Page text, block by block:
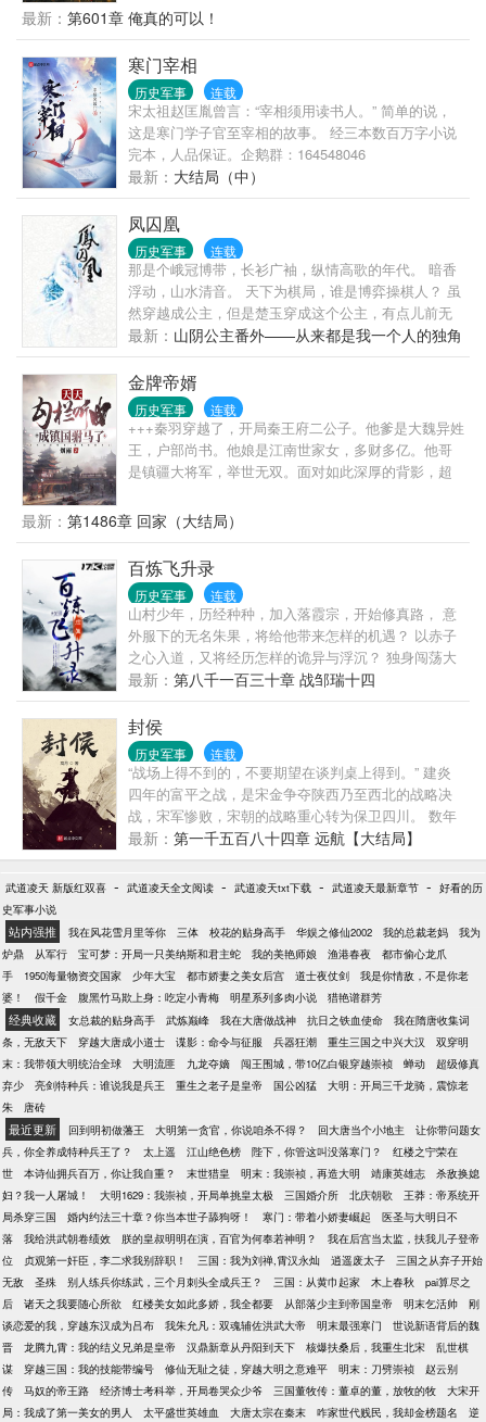
手干，一发不可收拾。当始皇陛下东巡期间收到源源
不断的奏报，表情愈发古怪：这文武百官...编奏疏怎
么越编越离谱？待到东巡归来，始皇陛下看着大秦帝
国的船新版本，怒喝道：寡人让你监国，不是重建大
秦！
最新： 第601章 俺真的可以！
寒门宰相
历史军事 连载
宋太祖赵匡胤曾言：“宰相须用读书人。” 简单的说，
这是寒门学子官至宰相的故事。 经三本数百万字小说
完本，人品保证。企鹅群：164548046
最新： 大结局（中）
凤囚凰
历史军事 连载
那是个峨冠博带，长衫广袖，纵情高歌的年代。 暗香
浮动，山水清音。 天下为棋局，谁是博弈操棋人？ 虽
然穿越成公主，但是楚玉穿成这个公主，有点儿前无
古人惊世骇俗。 ================= 完本小说
《龙龙龙》《淑女飘飘拳》，新书《倾臣》正在连
载。
最新： 山阴公主番外——从来都是我一个人的独角
戏
金牌帝婿
历史军事 连载
+++秦羽穿越了，开局秦王府二公子。他爹是大魏异姓
王，户部尚书。他娘是江南世家女，多财多亿。他哥
是镇疆大将军，举世无双。面对如此深厚的背影，超
但一次意外，让他进入了魏皇视野，从此一发不可收
拾。魏皇：秦羽，朕的公主，你自己看着办！皇后：
羽儿，谁欺负你，本宫为你撑腰！太子：老秦，你说
的全都对！公主：秦郎，此生非你不嫁！百官：秦
贼，你要不要脸了！异族：秦兽，你不要过来啊！
最新： 第1486章 回家（大结局）
百炼飞升录
历史军事 连载
山村少年，历经种种，加入落霞宗，开始修真路， 意
外服下的无名朱果，将给他带来怎样的机遇？ 以赤子
之心入道，又将经历怎样的诡异与浮沉？ 独身闯荡大
陆，历经万千艰险，既已选择了非人之路，便永无回
头。 仙路茫茫，美人如画，朋友？知己？ 漫漫仙途
路，千锤百炼，终飞升仙界巅峰！
最新： 第八千一百三十章 战邹瑞十四
封侯
历史军事 连载
“战场上得不到的，不要期望在谈判桌上得到。” 建炎
四年的富平之战，是宋金争夺陕西乃至西北的战略决
战，宋军惨败，宋朝的战略重心转为保卫四川。 数年
后的宋金议和，西部最终以大散关、秦岭一线为界，
陕西和西北尽失，皆种因于此。 当一个来自后世的灵
魂在富平之战中苏醒。 一切都不一样了。
最新： 第一千五百八十四章 远航【大结局】
武道凌天 新版红双喜 - 武道凌天全文阅读 - 武道凌天txt下载 - 武道凌天最新章节 - 好看的历
史军事小说
站内强推 我在风花雪月里等你 三体 校花的贴身高手 华娱之修仙2002 我的总裁老妈
我为
炉鼎
从军行 宝可梦：开局一只美纳斯和君主蛇 我的美艳师娘 渔港春夜
都市偷心龙爪
手
1950海量物资交国家 少年大宝 都市娇妻之美女后宫 道士夜仗剑
我是你情敌，不是你老
婆！
假千金 腹黑竹马欺上身：吃定小青梅 明星系列多肉小说 猎艳谱群芳
经典收藏 女总裁的贴身高手 武炼巅峰 我在大唐做战神 抗日之铁血使命
我在隋唐收集词
条，无敌天下
穿越大唐成小道士 谍影：命令与征服 兵器狂潮 重生三国之中兴大汉
双穿明
末：我带领大明统治全球
大明流匪 九龙夺嫡 闯王围城，带10亿白银穿越崇祯 蝉动
超级修真
弃少
亮剑特种兵：谁说我是兵王 重生之老子是皇帝 国公凶猛
大明：开局三千龙骑，震惊老
朱
唐砖
最近更新 回到明初做藩王 大明第一贪官，你说咱杀不得？ 回大唐当个小地主
让你带问题女
兵，你全养成特种兵王了？
太上遥 江山绝色榜 陛下，你管这叫没落寒门？
红楼之宁荣在
世
本诗仙拥兵百万，你让我自重？ 末世猎皇 明末：我崇祯，再造大明 靖康英雄志
杀敌换媳
妇？我一人屠城！
大明1629：我崇祯，开局单挑皇太极 三国婚介所 北庆朝歌
王莽：帝系统开
局杀穿三国
婚内约法三十章？你当本世子舔狗呀！ 寒门：带着小娇妻崛起
医圣与大明日不
落
我给洪武朝卷绩效 朕的皇叔明明在演，百官为何奉若神明？
我在后宫当太监，扶我儿子登帝
位
贞观第一奸臣，李二求我别辞职！ 三国：我为刘禅,霄汉永灿 逍遥废太子
三国之从弃子开始
无敌
圣殊 别人练兵你练武，三个月刺头全成兵王？ 三国：从黄巾起家 木上春秋
pai算尽之
后
诸天之我要随心所欲 红楼美女如此多娇，我全都要 从部落少主到帝国皇帝 明末乞活帅
刚
谈恋爱的我，穿越东汉成为吕布
我朱允凡：双魂辅佐洪武大帝 明末最强寒门
世说新语背后的魏
晋
龙腾九霄：我的结义兄弟是皇帝 汉鼎新章从丹阳到天下 核爆扶桑后，我重生北宋
乱世棋
谋
穿越三国：我的技能带编号 修仙无耻之徒，穿越大明之意难平 明末：刀劈崇祯
赵云别
传
马奴的帝王路 经济博士考科举，开局卷哭众少爷 三国董牧传：董卓的董，放牧的牧
大宋开
局：我成了第一美女的男人
太平盛世英雄血 大唐太宗在秦末 咋家世代贱民，我却金榜题名 逆